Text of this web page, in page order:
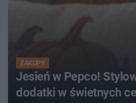
ZAKUPY
Jesień w Pepco!
dodatki w świetnych